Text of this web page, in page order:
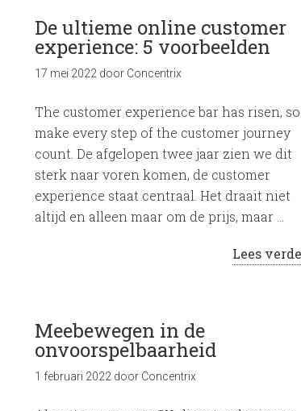
De ultieme online customer
experience: 5 voorbeelden
17 mei 2022 door Concentrix
The customer experience bar has risen, so
make every step of the customer journey
count. De afgelopen twee jaar zien we dit
sterk naar voren komen, de customer
experience staat centraal. Het draait niet
altijd en alleen maar om de prijs, maar …
Lees
Meebewegen in de
onvoorspelbaarheid
1 februari 2022 door Concentrix